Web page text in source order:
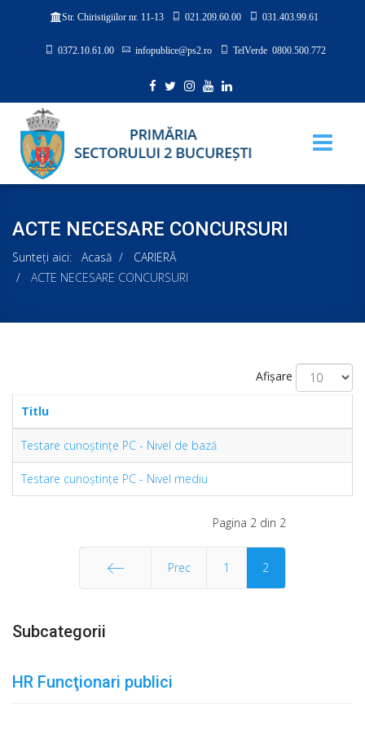
Str. Chiristigiilor nr. 11-13 021.209.60.00 031.403.99.61
0372.10.61.00 infopublice@ps2.ro TelVerde 0800.500.772
ACTE NECESARE CONCURSURI
Sunteți aici: Acasă
CARIERĂ
ACTE NECESARE CONCURSURI
Afișare
Titlu
Testare cunoştinţe PC - Nivel de bază
Testare cunoştinţe PC - Nivel mediu
Pagina 2 din 2
Prec 1 2
Subcategorii
HR Funcţionari publici